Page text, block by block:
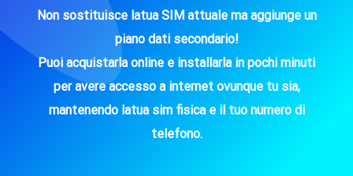
Non sostituisce latua SIM attuale ma aggiunge un
piano dati secondario!
Puoi acquistarla online e installarla in pochi minuti
per avere accesso a internet ovunque tu sia,
mantenendo latua sim fisica e il tuo numero di
telefono.